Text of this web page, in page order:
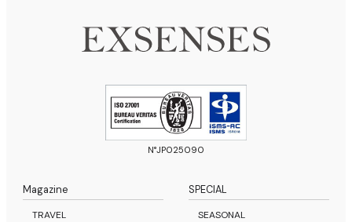
N°JP025090
Magazine
TRAVEL
SPECIAL
SEASONAL